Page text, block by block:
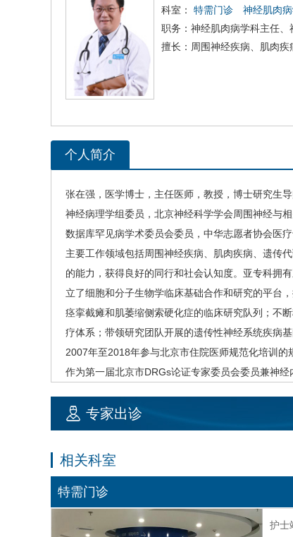
科室： 特需门诊
神经肌肉
职务：神经肌肉病学科主任
擅长：周围神经疾病、肌肉
个人简介
张在强 ，医学博士，主任医师，教授，博士研究生导
神经病理学组委员，北京神经科学学会周围神经与
数据库罕见病学术委员会委员，中华志愿者协会医疗
主要工作领域包括周围神经疾病、肌肉疾病、遗传
的能力，获得良好的同行和社会认知度。亚专科拥
立了细胞和分子生物学临床基础合作和研究的平台
痉挛截瘫和肌萎缩侧索硬化症的临床研究队列；不
疗体系；带领研究团队开展的遗传性神经系统疾病基
2007年至2018年参与北京市住院医师规范化培训
作为第一届北京市DRGs论证专家委员会委员兼神经
参与完成国家重大研究发展计划课题2项，主持完
心期刊论文60余篇。获得北京市科技进步3等奖1次
专家出诊
相关科室
特需门诊
护士